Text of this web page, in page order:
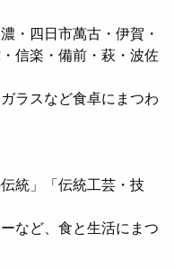
・四日市萬古・伊賀・
信楽・備前・萩・波佐
ラスなど食卓にまつわ
統」「伝統工芸・技
など、食と生活にまつ